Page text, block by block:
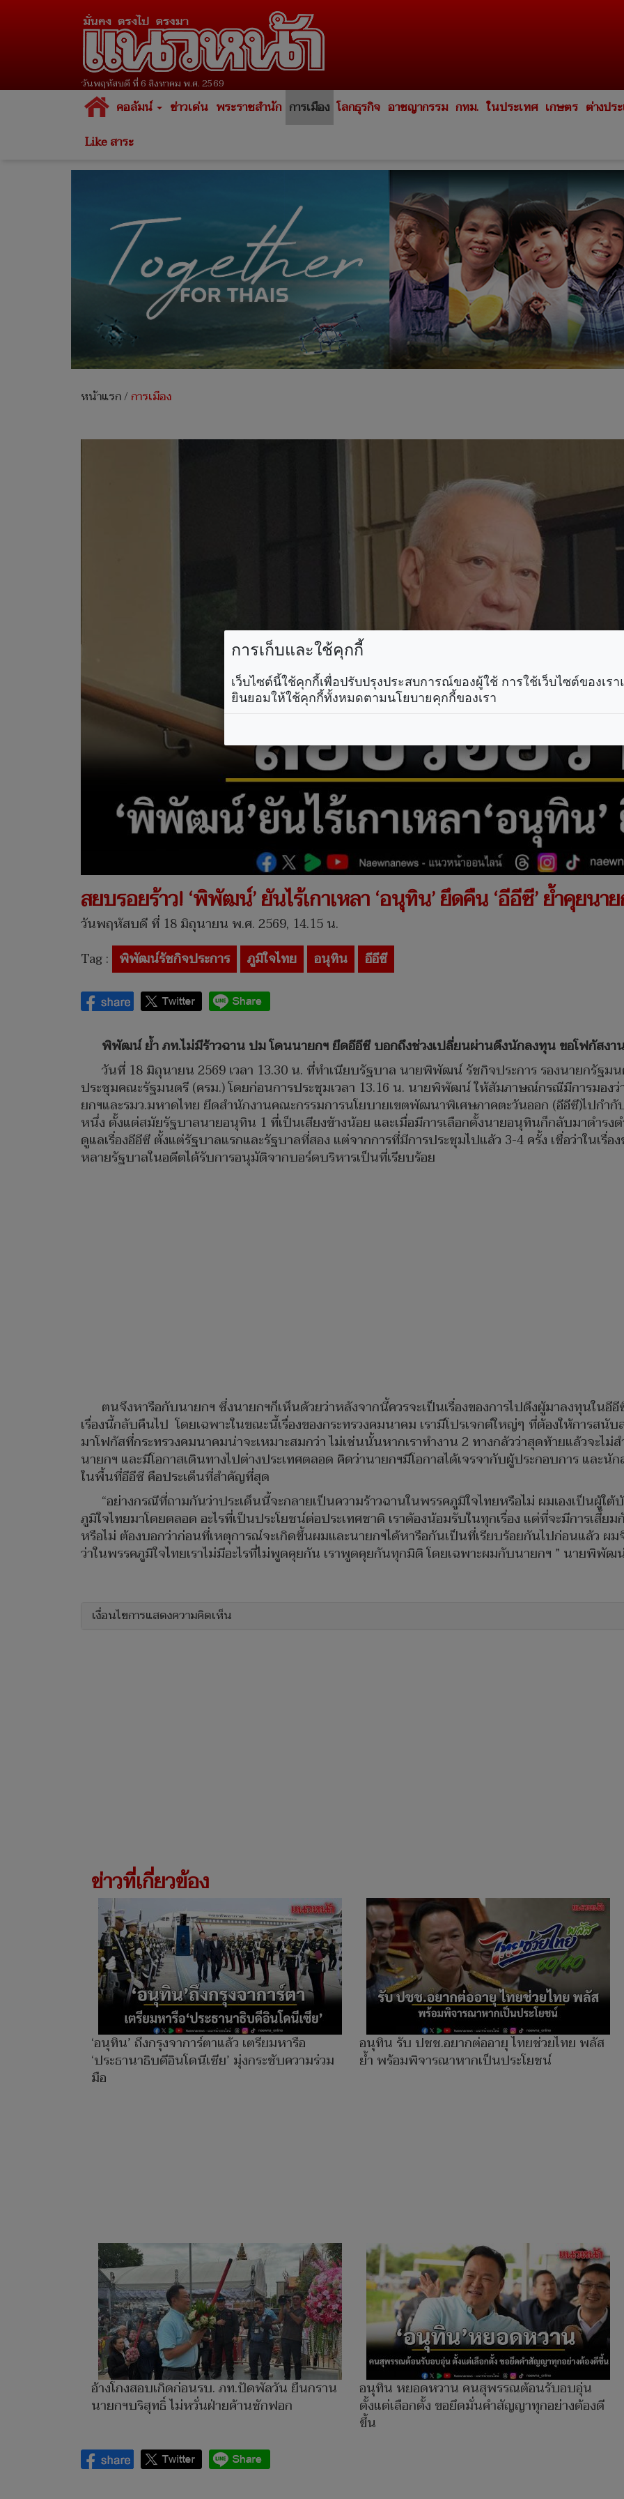
วันพฤหัสบดี ที่ 6 สิงหาคม พ.ศ. 2569
คอลัมน์ ข่าวเด่น พระราชสำนัก การเมือง โลกธุรกิจ อาชญากรรม กทม. ในประเทศ เกษตร ต่างปร
Like สาระ
หน้าแรก/การเมือง
สยบรอยร้าว! ‘พิพัฒน์’ ยันไร้เกาเหลา ‘อนุทิน’ ยึดคืน ‘อีอีซี’ ย้ำคุยนา
วันพฤหัสบดี ที่ 18 มิถุนายน พ.ศ. 2569, 14.15 น.
Tag : พิพัฒน์รัชกิจประการ ภูมิใจไทย อนุทิน อีอีซี
พิพัฒน์ ย้ำ ภท.ไม่มีร้าวฉาน ปม โดนนายกฯ ยึดอีอีซี บอกถึงช่วงเปลี่ยนผ่านดึงนักลงทุน ขอโฟกัสง
วันที่ 18 มิถุนายน 2569 เวลา 13.30 น. ที่ทำเนียบรัฐบาล นายพิพัฒน์ รัชกิจประการ รองนายกรัฐม
ประชุมคณะรัฐมนตรี (ครม.) โดยก่อนการประชุมเวลา 13.16 น. นายพิพัฒน์ ให้สัมภาษณ์กรณีมีการมอ
ยกฯและรมว.มหาดไทย ยึดสำนักงานคณะกรรมการนโยบายเขตพัฒนาพิเศษภาคตะวันออก (อีอีซี)ไปกำกั
หนึ่ง ตั้งแต่สมัยรัฐบาลนายอนุทิน 1 ที่เป็นเสียงข้างน้อย และเมื่อมีการเลือกตั้งนายอนุทินก็กลับมาดำรง
ดูแลเรื่องอีอีซี ตั้งแต่รัฐบาลแรกและรัฐบาลที่สอง แต่จากการที่มีการประชุมไปแล้ว 3-4 ครั้ง เชื่อว่าในเรื่
หลายรัฐบาลในอดีตได้รับการอนุมัติจากบอร์ดบริหารเป็นที่เรียบร้อย
ตนจึงหารือกับนายกฯ ซึ่งนายกฯก็เห็นด้วยว่าหลังจากนี้ควรจะเป็นเรื่องของการไปดึงผู้มาลงทุนใน
เรื่องนี้กลับคืนไป โดยเฉพาะในขณะนี้เรื่องของกระทรวงคมนาคม เรามีโปรเจกต์ใหญ่ๆ ที่ต้องให้การส
มาโฟกัสที่กระทรวงคมนาคมน่าจะเหมาะสมกว่า ไม่เช่นนั้นหากเราทำงาน 2 ทางกลัวว่าสุดท้ายแล้วจะไม่
นายกฯ และมีโอกาสเดินทางไปต่างประเทศตลอด คิดว่านายกฯมีโอกาสได้เจรจากับผู้ประกอบการ และ
ในพื้นที่อีอีซี คือประเด็นที่สำคัญที่สุด
“อย่างกรณีที่ถามกันว่าประเด็นนี้จะกลายเป็นความร้าวฉานในพรรคภูมิใจไทยหรือไม่ ผมเองเป็นผู้
ภูมิใจไทยมาโดยตลอด อะไรที่เป็นประโยชน์ต่อประเทศชาติ เราต้องน้อมรับในทุกเรื่อง แต่ที่จะมีการเสี้
หรือไม่ ต้องบอกว่าก่อนที่เหตุการณ์จะเกิดขึ้นผมและนายกฯได้หารือกันเป็นที่เรียบร้อยกันไปก่อนแล้ว ผ
ว่าในพรรคภูมิใจไทยเราไม่มีอะไรที่ไม่พูดคุยกัน เราพูดคุยกันทุกมิติ โดยเฉพาะผมกับนายกฯ ” นายพิพัฒ
เงื่อนไขการแสดงความคิดเห็น
ข่าวที่เกี่ยวข้อง
‘อนุทิน’ ถึงกรุงจาการ์ตาแล้ว เตรียมหารือ
‘ประธานาธิบดีอินโดนีเซีย’ มุ่งกระชับความร่วม
มือ
อนุทิน รับ ปชช.อยากต่ออายุ ไทยช่วยไทย พลัส
ย้ำ พร้อมพิจารณาหากเป็นประโยชน์
อ้างโกงสอบเกิดก่อนรบ. ภท.ปัดพัลวัน ยืนกราน
นายกฯบริสุทธิ์ ไม่หวั่นฝ่ายค้านซักฟอก
อนุทิน หยอดหวาน คนสุพรรณต้อนรับอบอุ่น
ตั้งแต่เลือกตั้ง ขอยึดมั่นคำสัญญาทุกอย่างต้องดี
ขึ้น
การเก็บและใช้คุกกี้
เว็บไซต์นี้ใช้คุกกี้เพื่อปรับปรุงประสบการณ์ของผู้ใช้ การใช้เว็บไซต์ของเร
ยินยอมให้ใช้คุกกี้ทั้งหมดตามนโยบายคุกกี้ของเรา